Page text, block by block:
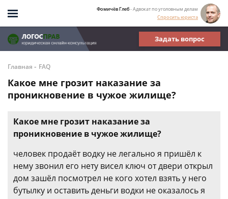
Фомичёв Глеб- Адвокат по уголовным делам
Спросить юриста
Задать вопрос
Главная - FAQ
Какое мне грозит наказание за
проникновение в чужое жилище?
Какое мне грозит наказание за
проникновение в чужое жилище?
человек продаёт водку не легально я пришёл к
нему звонил его нету висел ключ от двери открыл
дом зашёл посмотрел не кого хотел взять у него
бутылку и оставить деньги водки не оказалось я